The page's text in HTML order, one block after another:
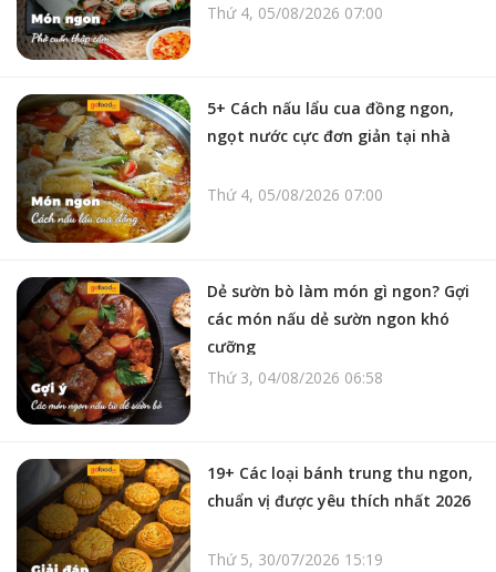
Thứ 4, 05/08/2026 07:00
5+ Cách nấu lẩu cua đồng ngon,
ngọt nước cực đơn giản tại nhà
Thứ 4, 05/08/2026 07:00
Dẻ sườn bò làm món gì ngon? Gợi
các món nấu dẻ sườn ngon khó
cưỡng
Thứ 3, 04/08/2026 06:58
19+ Các loại bánh trung thu ngon,
chuẩn vị được yêu thích nhất 2026
Thứ 5, 30/07/2026 15:19